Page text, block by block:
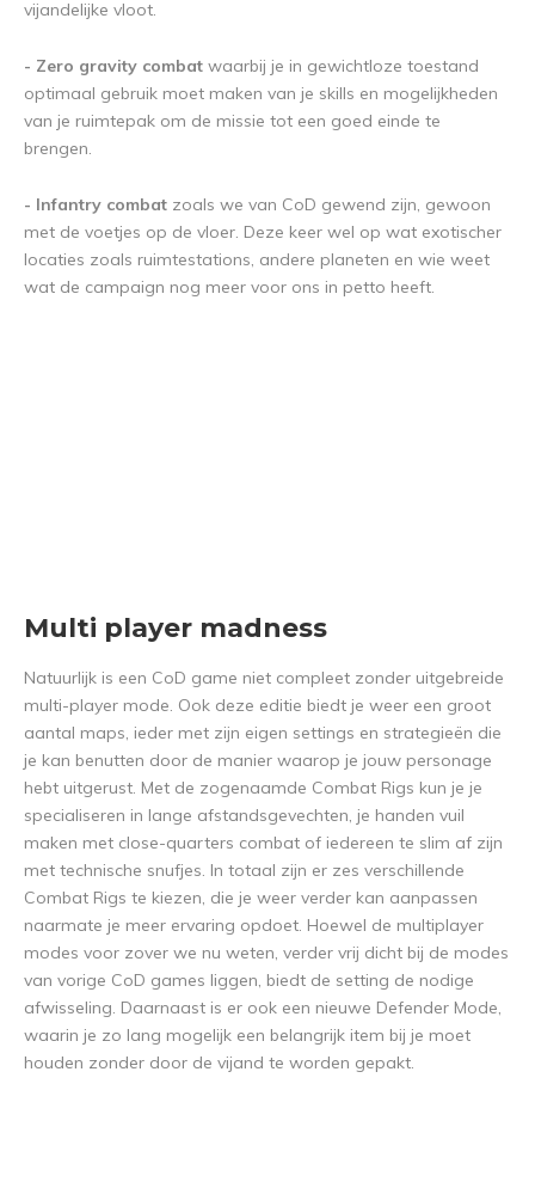
vijandelijke vloot.
- Zero gravity combat waarbij je in gewichtloze toestand
optimaal gebruik moet maken van je skills en mogelijkheden
van je ruimtepak om de missie tot een goed einde te
brengen.
- Infantry combat zoals we van CoD gewend zijn, gewoon
met de voetjes op de vloer. Deze keer wel op wat exotischer
locaties zoals ruimtestations, andere planeten en wie weet
wat de campaign nog meer voor ons in petto heeft.
Multi player madness
Natuurlijk is een CoD game niet compleet zonder uitgebreide
multi-player mode. Ook deze editie biedt je weer een groot
aantal maps, ieder met zijn eigen settings en strategieën die
je kan benutten door de manier waarop je jouw personage
hebt uitgerust. Met de zogenaamde Combat Rigs kun je je
specialiseren in lange afstandsgevechten, je handen vuil
maken met close-quarters combat of iedereen te slim af zijn
met technische snufjes. In totaal zijn er zes verschillende
Combat Rigs te kiezen, die je weer verder kan aanpassen
naarmate je meer ervaring opdoet. Hoewel de multiplayer
modes voor zover we nu weten, verder vrij dicht bij de modes
van vorige CoD games liggen, biedt de setting de nodige
afwisseling. Daarnaast is er ook een nieuwe Defender Mode,
waarin je zo lang mogelijk een belangrijk item bij je moet
houden zonder door de vijand te worden gepakt.